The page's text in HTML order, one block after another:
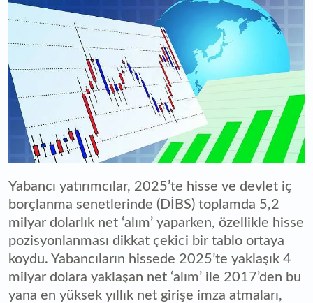
Yabancı yatırımcılar, 2025’te hisse ve devlet iç
borçlanma senetlerinde (DİBS) toplamda 5,2
milyar dolarlık net ‘alım’ yaparken, özellikle hisse
pozisyonlanması dikkat çekici bir tablo ortaya
koydu. Yabancıların hissede 2025’te yaklaşık 4
milyar dolara yaklaşan net ‘alım’ ile 2017’den bu
yana en yüksek yıllık net girişe imza atmaları,